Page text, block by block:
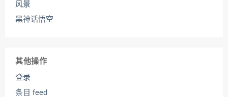
风景
黑神话悟空
其他操作
登录
条目 feed